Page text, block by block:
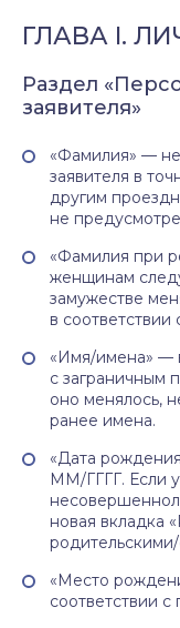
ГЛАВА I.
Раздел
заявителя»
«Фамилия» —
заявителя в
другим
не
«Фамилия при
женщинам
замужестве
в
«Имя/имена» —
с заграничным
оно менялось,
ранее имена.
«Дата
ММ/ГГГГ. Если
новая вкладка
«Место
соответствии с